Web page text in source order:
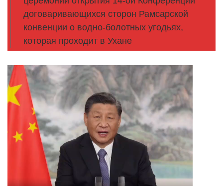
договаривающихся сторон Рамсарской
конвенции о водно-болотных угодьях,
которая проходит в Ухане